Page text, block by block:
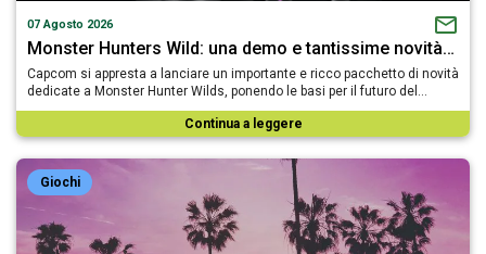
07 Agosto 2026
Monster Hunters Wild: una demo e tantissime novità…
Capcom si appresta a lanciare un importante e ricco pacchetto di novità
dedicate a Monster Hunter Wilds, ponendo le basi per il futuro del…
Continua a leggere
Giochi